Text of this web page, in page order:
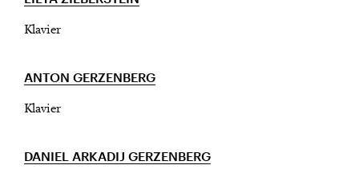
Klavier
ANTON GERZENBERG
Klavier
DANIEL ARKADIJ GERZENBERG